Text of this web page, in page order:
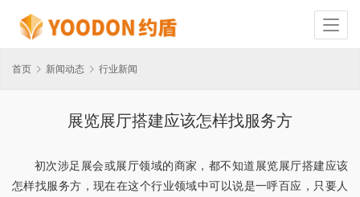
首页 新闻动态 行业新闻
展览展厅搭建应该怎样找服务方
初次涉足展会或展厅领域的商家，都不知道展览展厅搭建应该
怎样找服务方，现在在这个行业领域中可以说是一呼百应，只要人